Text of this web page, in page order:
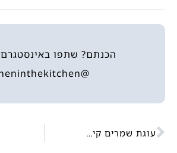
הכנתם? שתפו באינסטגרם
@heninthekitchen
עוגת שמרים קינמון